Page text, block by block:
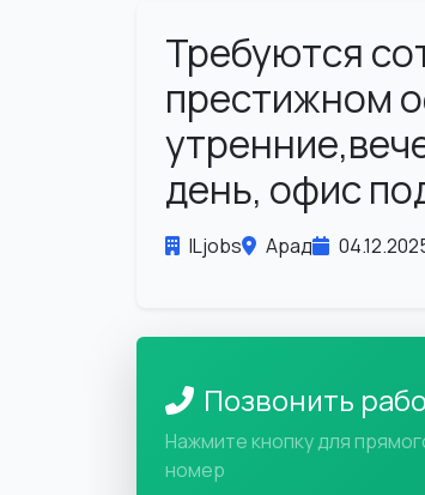
Требуются
престижном
день, офис
ILjobs Арад
Позвонить
Нажмите кнопку для
номер